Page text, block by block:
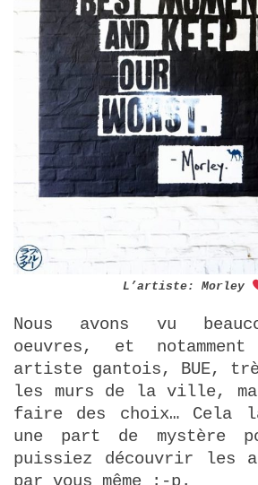
L’artiste: Morley
Nous avons vu
oeuvres, et
artiste gantois, BUE,
les murs de la ville,
faire des choix… Cela
une part de mystère
puissiez découvrir les
par vous même :-p.